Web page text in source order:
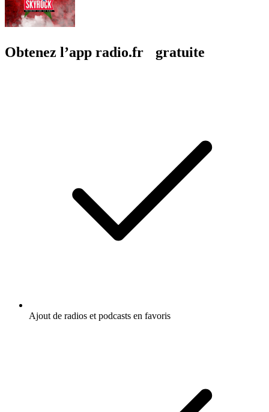
Obtenez l’app radio.fr gratuite
Ajout de radios et podcasts en favoris